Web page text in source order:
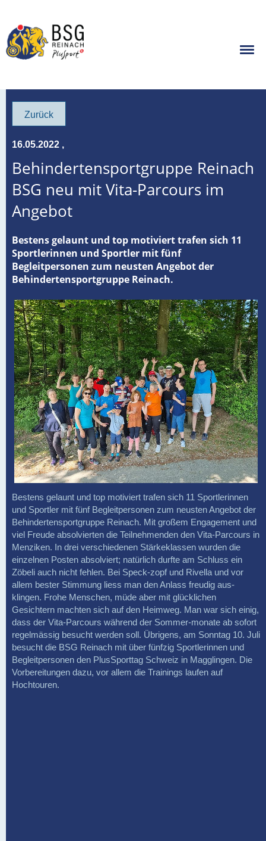
Zurück
16.05.2022 ,
Behindertensportgruppe Reinach
BSG neu mit Vita-Parcours im
Angebot
Bestens gelaunt und top motiviert trafen sich 11
Sportlerinnen und Sportler mit fünf
Begleitpersonen zum neusten Angebot der
Behindertensportgruppe Reinach.
Bestens gelaunt und top motiviert trafen sich 11 Sportlerinnen
und Sportler mit fünf Begleitpersonen zum neusten Angebot der
Behindertensportgruppe Reinach. Mit großem Engagement und
viel Freude absolvierten die Teilnehmenden den Vita-Parcours in
Menziken. In drei verschiedenen Stärkeklassen wurden die
einzelnen Posten absolviert; natürlich durfte am Schluss ein
Zöbeli auch nicht fehlen. Bei Speck-zopf und Rivella und vor
allem bester Stimmung liess man den Anlass freudig aus-
klingen. Frohe Menschen, müde aber mit glücklichen
Gesichtern machten sich auf den Heimweg. Man war sich einig,
dass der Vita-Parcours während der Sommer-monate ab sofort
regelmässig besucht werden soll. Übrigens, am Sonntag 10. Juli
besucht die BSG Reinach mit über fünfzig Sportlerinnen und
Begleitpersonen den PlusSporttag Schweiz in Magglingen. Die
Vorbereitungen dazu, vor allem die Trainings laufen auf
Hochtouren.